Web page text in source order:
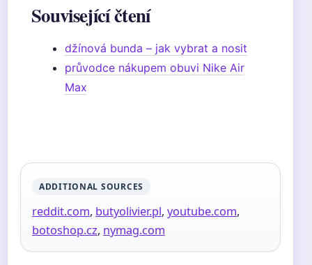
Související čtení
džínová bunda – jak vybrat a nosit
průvodce nákupem obuvi Nike Air
Max
ADDITIONAL SOURCES
reddit.com, butyolivier.pl, youtube.com,
botoshop.cz, nymag.com